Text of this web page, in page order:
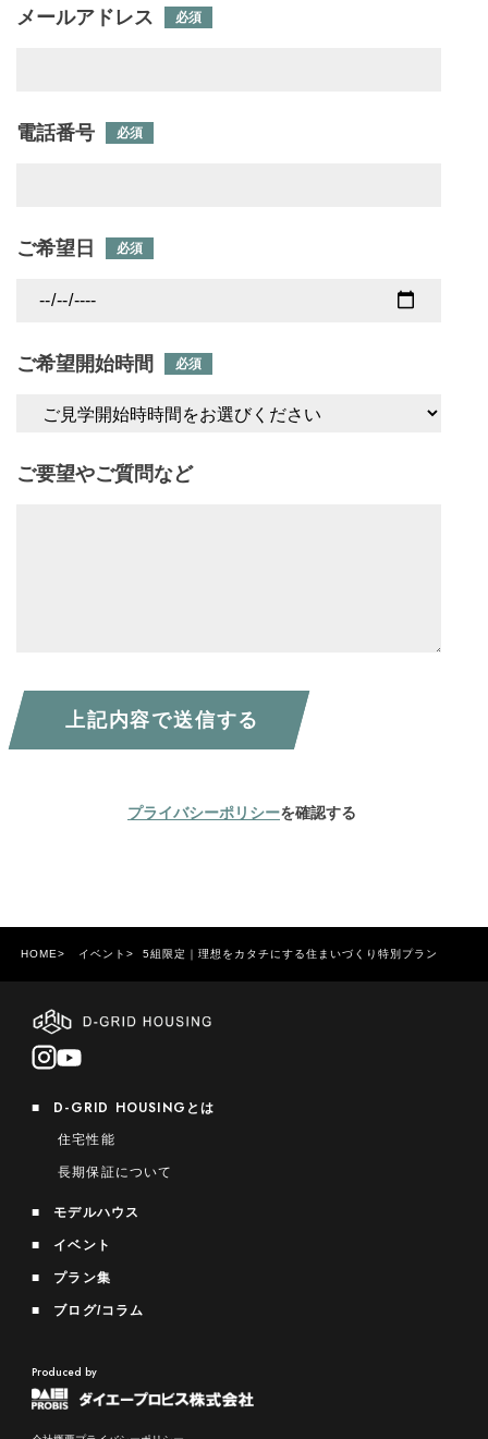
メールアドレス 必須
電話番号 必須
ご希望日 必須
ご希望開始時間 必須
ご要望やご質問など
プライバシーポリシーを確認する
HOME イベント 5組限定｜理想をカタチにする住まいづくり特別プラン
D-GRID HOUSING とは
住宅性能
長期保証について
モデルハウス
イベント
プラン集
ブログ/コラム
Produced by